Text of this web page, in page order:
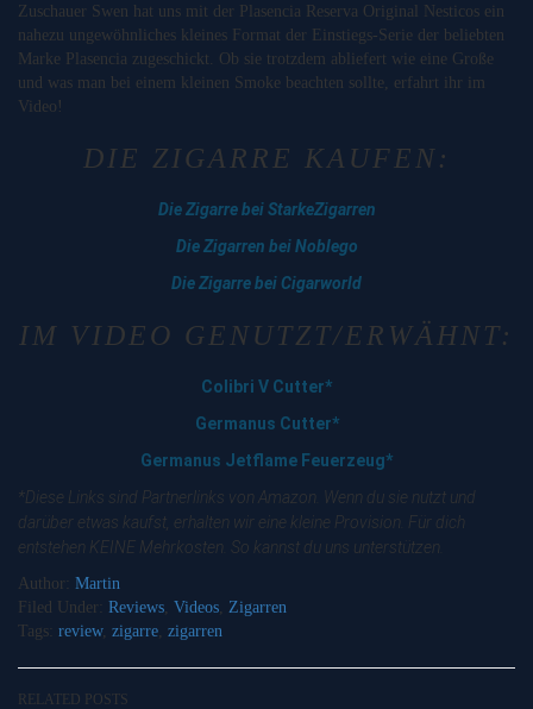
Zuschauer Swen hat uns mit der Plasencia Reserva Original Nesticos ein
nahezu ungewöhnliches kleines Format der Einstiegs-Serie der beliebten
Marke Plasencia zugeschickt. Ob sie trotzdem abliefert wie eine Große
und was man bei einem kleinen Smoke beachten sollte, erfahrt ihr im
Video!
DIE ZIGARRE KAUFEN:
Die Zigarre bei StarkeZigarren
Die Zigarren bei Noblego
Die Zigarre bei Cigarworld
IM VIDEO GENUTZT/ERWÄHNT:
Colibri V Cutter*
Germanus Cutter*
Germanus Jetflame Feuerzeug*
*Diese Links sind Partnerlinks von Amazon. Wenn du sie nutzt und
darüber etwas kaufst, erhalten wir eine kleine Provision. Für dich
entstehen KEINE Mehrkosten. So kannst du uns unterstützen.
Author: Martin
Filed Under: Reviews Videos Zigarren
Tags: review, zigarre zigarren
RELATED POSTS